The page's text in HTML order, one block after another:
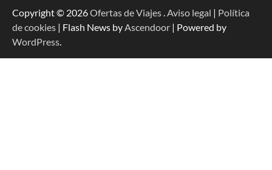
Copyright © 2026Ofertas de Viajes.Aviso legal | Política
de cookies | Flash News byAscendoor | Powered by
WordPress.